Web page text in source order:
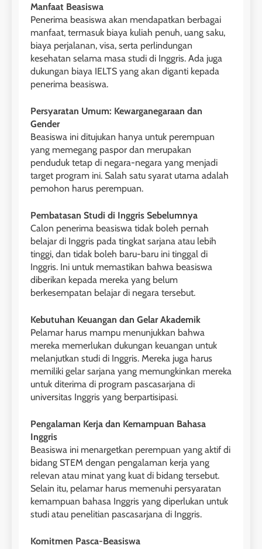
Nilai Peserta Kursus IELTS
LEIDEN INSTITUTE
27
Daftar Peserta Kursus IELTS
LEIDEN INSTITUTE
28
Jadwal Kursus IELTS Online
LEIDEN INSTITUTE
Perbedaan Antara IELTS
Preparation dan IELTS Practice
LEIDEN INSTITUTE
Online IELTS Courses
🎓 ScholarPath by Leiden
Institute
40
Batch VII : 31 Maret – 28 April
2023
COURSE PERIODS
Manfaat Beasiswa
Penerima beasiswa akan mendapatkan berbagai
manfaat, termasuk biaya kuliah penuh, uang saku,
biaya perjalanan, visa, serta perlindungan
kesehatan selama masa studi di Inggris. Ada juga
dukungan biaya IELTS yang akan diganti kepada
penerima beasiswa.
Persyaratan Umum: Kewarganegaraan dan
Gender
Beasiswa ini ditujukan hanya untuk perempuan
yang memegang paspor dan merupakan
penduduk tetap di negara-negara yang menjadi
target program ini. Salah satu syarat utama adalah
pemohon harus perempuan.
Pembatasan Studi di Inggris Sebelumnya
Calon penerima beasiswa tidak boleh pernah
belajar di Inggris pada tingkat sarjana atau lebih
tinggi, dan tidak boleh baru-baru ini tinggal di
Inggris. Ini untuk memastikan bahwa beasiswa
diberikan kepada mereka yang belum
berkesempatan belajar di negara tersebut.
Kebutuhan Keuangan dan Gelar Akademik
Pelamar harus mampu menunjukkan bahwa
mereka memerlukan dukungan keuangan untuk
melanjutkan studi di Inggris. Mereka juga harus
memiliki gelar sarjana yang memungkinkan mereka
untuk diterima di program pascasarjana di
universitas Inggris yang berpartisipasi.
Pengalaman Kerja dan Kemampuan Bahasa
Inggris
Beasiswa ini menargetkan perempuan yang aktif di
bidang STEM dengan pengalaman kerja yang
relevan atau minat yang kuat di bidang tersebut.
Selain itu, pelamar harus memenuhi persyaratan
kemampuan bahasa Inggris yang diperlukan untuk
studi atau penelitian pascasarjana di Inggris.
Komitmen Pasca-Beasiswa